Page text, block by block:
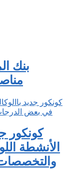
مناصب.
كونكور
الأنشطة
والتخصصات